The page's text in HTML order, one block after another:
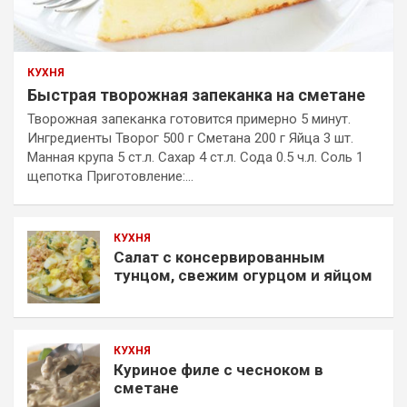
КУХНЯ
Быстрая творожная запеканка на сметане
Творожная запеканка готовится примерно 5 минут.
Ингредиенты Творог 500 г Сметана 200 г Яйца 3 шт.
Манная крупа 5 ст.л. Сахар 4 ст.л. Сода 0.5 ч.л. Соль 1
щепотка Приготовление:…
КУХНЯ
Салат с консервированным
тунцом, свежим огурцом и яйцом
КУХНЯ
Куриное филе с чесноком в
сметане